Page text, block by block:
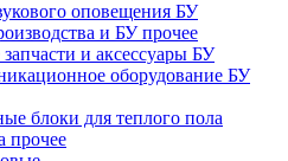
оповещения БУ
и БУ прочее
и аксессуары БУ
оборудование БУ
блоки для теплого пола
прочее